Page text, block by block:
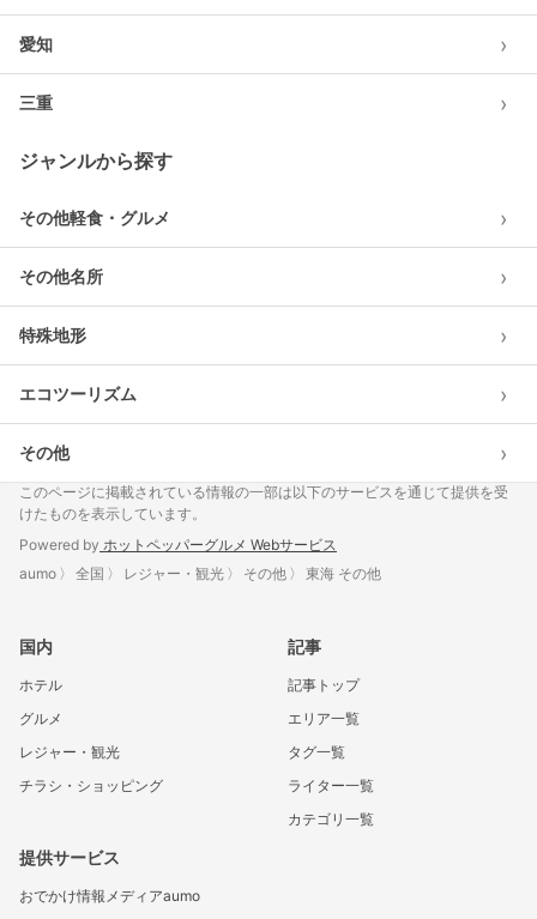
愛知 ›
三重 ›
ジャンルから探す
その他軽食・グルメ ›
その他名所 ›
特殊地形 ›
エコツーリズム ›
その他 ›
このページに掲載されている情報の一部は以下のサービスを通じて提供を受
けたものを表示しています。
Powered by ホットペッパーグルメ Webサービス
aumo
全国 レジャー・観光 その他 東海 その他
国内
ホテル
グルメ
レジャー・観光
チラシ・ショッピング
記事
記事トップ
エリア一覧
タグ一覧
ライター一覧
カテゴリ一覧
提供サービス
おでかけ情報メディアaumo